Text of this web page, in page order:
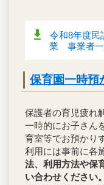
令和8年度民
業 事業者一
保育園一時預
保護者の育児疲れ
一時的にお子さん
育室等でお預かり
利用には事前に各
法、利用方法や保
い合わせください。